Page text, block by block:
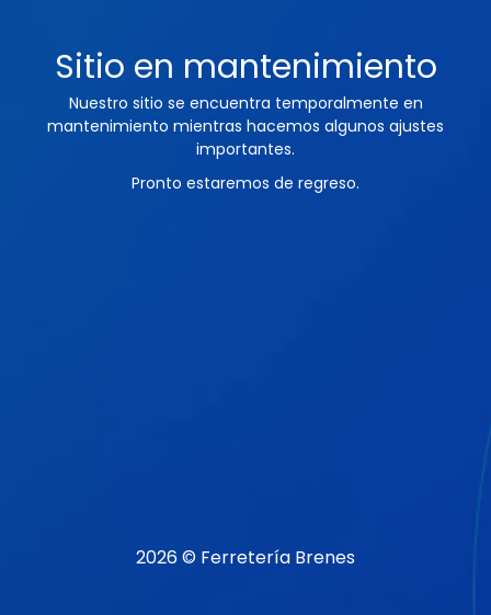
Sitio en mantenimiento
Nuestro sitio se encuentra temporalmente en
mantenimiento mientras hacemos algunos ajustes
importantes.
Pronto estaremos de regreso.
2026 © Ferretería Brenes